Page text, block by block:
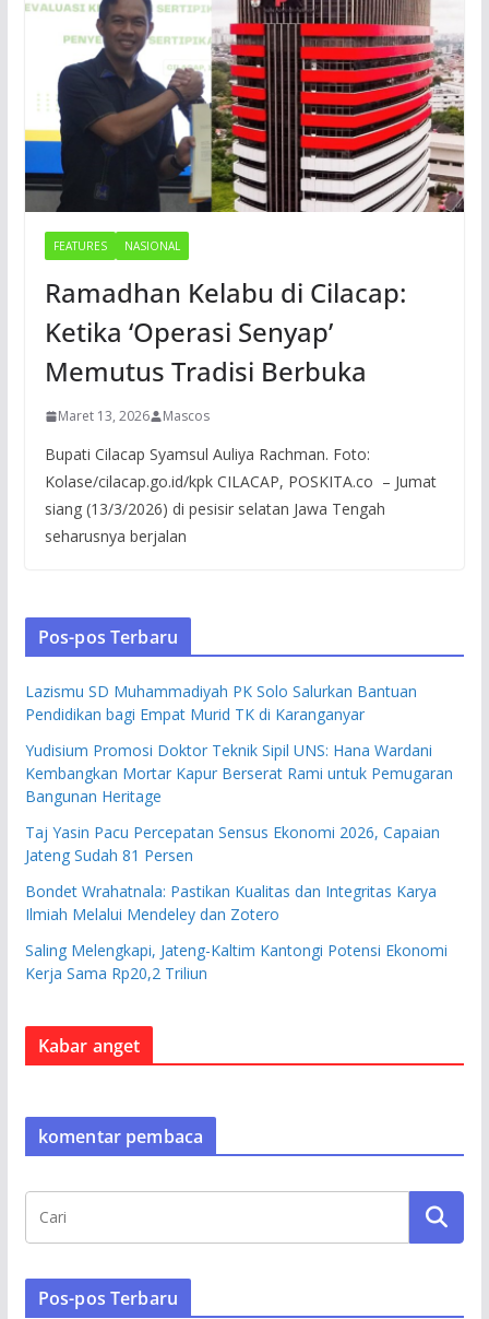
FEATURES NASIONAL
Ramadhan Kelabu di Cilacap:
Ketika ‘Operasi Senyap’
Memutus Tradisi Berbuka
Maret 13, 2026 Mascos
Bupati Cilacap Syamsul Auliya Rachman. Foto:
Kolase/cilacap.go.id/kpk CILACAP, POSKITA.co – Jumat
siang (13/3/2026) di pesisir selatan Jawa Tengah
seharusnya berjalan
Pos-pos Terbaru
Lazismu SD Muhammadiyah PK Solo Salurkan Bantuan
Pendidikan bagi Empat Murid TK di Karanganyar
Yudisium Promosi Doktor Teknik Sipil UNS: Hana Wardani
Kembangkan Mortar Kapur Berserat Rami untuk Pemugaran
Bangunan Heritage
Taj Yasin Pacu Percepatan Sensus Ekonomi 2026, Capaian
Jateng Sudah 81 Persen
Bondet Wrahatnala: Pastikan Kualitas dan Integritas Karya
Ilmiah Melalui Mendeley dan Zotero
Saling Melengkapi, Jateng-Kaltim Kantongi Potensi Ekonomi
Kerja Sama Rp20,2 Triliun
Kabar anget
komentar pembaca
Pos-pos Terbaru